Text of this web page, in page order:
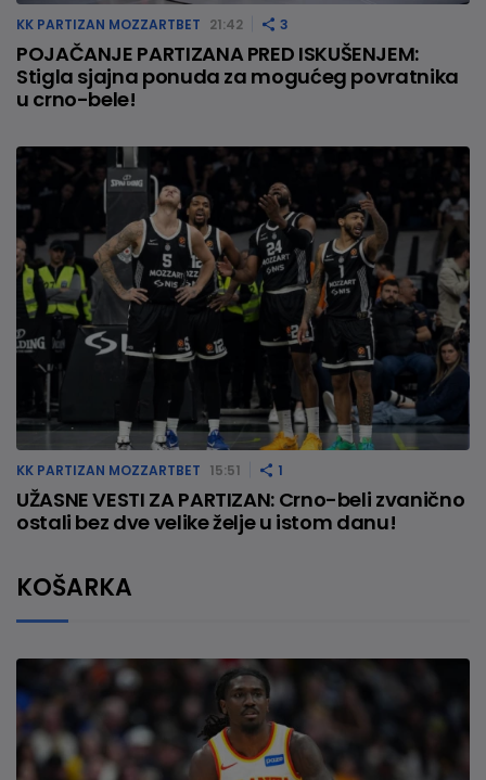
KK PARTIZAN MOZZARTBET 21:42 3
POJAČANJE PARTIZANA PRED ISKUŠENJEM:
Stigla sjajna ponuda za mogućeg povratnika
u crno-bele!
KK PARTIZAN MOZZARTBET 15:51 1
UŽASNE VESTI ZA PARTIZAN: Crno-beli zvanično
ostali bez dve velike želje u istom danu!
KOŠARKA